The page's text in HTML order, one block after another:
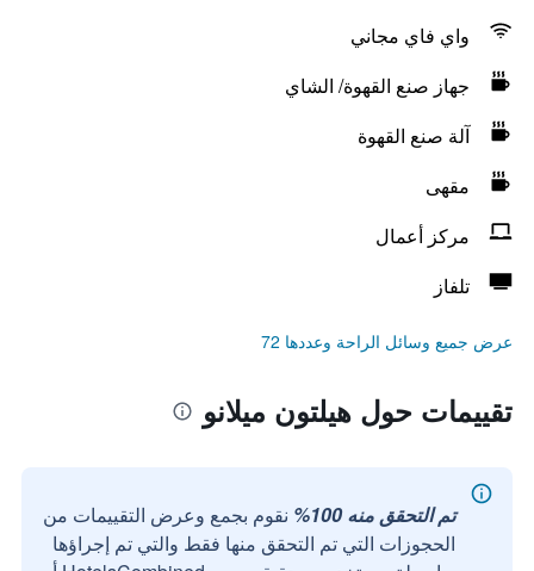
واي فاي مجاني
جهاز صنع القهوة/ الشاي
آلة صنع القهوة
مقهى
مركز أعمال
تلفاز
عرض جميع وسائل الراحة وعددها 72
تقييمات حول هيلتون ميلانو
تم التحقق منه 100%
نقوم بجمع وعرض التقييمات من
الحجوزات التي تم التحقق منها فقط والتي تم إجراؤها